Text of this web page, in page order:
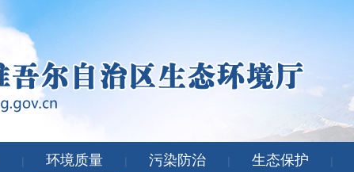
| 环境质量 | 污染防治 | 生态保护 |